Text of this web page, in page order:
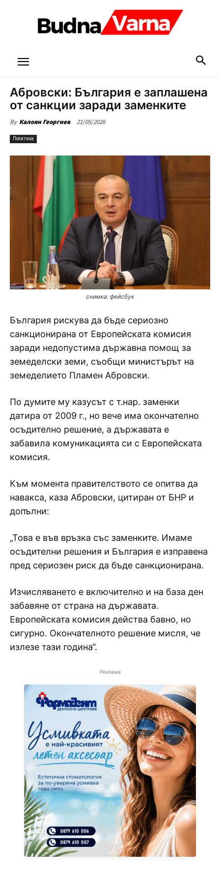
Абровски: България е заплашена
от санкции заради заменките
By Калоян Георгиев 21/05/2026
Политика
снимка: фейсбук
България рискува да бъде сериозно
санкционирана от Европейската комисия
заради недопустима държавна помощ за
земеделски земи, съобщи министърът на
земеделието Пламен Абровски.
По думите му казусът с т.нар. заменки
датира от 2009 г., но вече има окончателно
осъдително решение, а държавата е
забавила комуникацията си с Европейската
комисия.
Към момента правителството се опитва да
навакса, каза Абровски, цитиран от БНР и
допълни:
„Това е във връзка със заменките. Имаме
осъдителни решения и България е изправена
пред сериозен риск да бъде санкционирана.
Изчисляването е включително и на база ден
забавяне от страна на държавата.
Европейската комисия действа бавно, но
сигурно. Окончателното решение мисля, че
излезе тази година“.
Реклама